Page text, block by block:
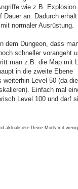
wie z.B. Explosion
Dauer an. Dadurch
normaler Ausrüstung.
dem Dungeon, dass
schneller vorangeht
man z.B. die Map mit
in die zweite Ebene
weiterhin Level 50 (da die
Einfach mal
Level 100 und darf
aktualisiere Deine Mods mit